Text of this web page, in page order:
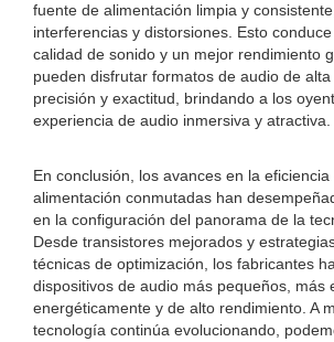
fuente de alimentación limpia y
interferencias y distorsiones. Esto
calidad de sonido y un mejor rendimiento
pueden disfrutar formatos de audio de
precisión y exactitud, brindando a los
experiencia de audio inmersiva y atractiva.
En conclusión, los avances en la
alimentación conmutadas han
en la configuración del panorama de la
Desde transistores mejorados y
técnicas de optimización, los fabricantes
dispositivos de audio más pequeños, más
energéticamente y de alto rendimiento. A
tecnología continúa evolucionando,